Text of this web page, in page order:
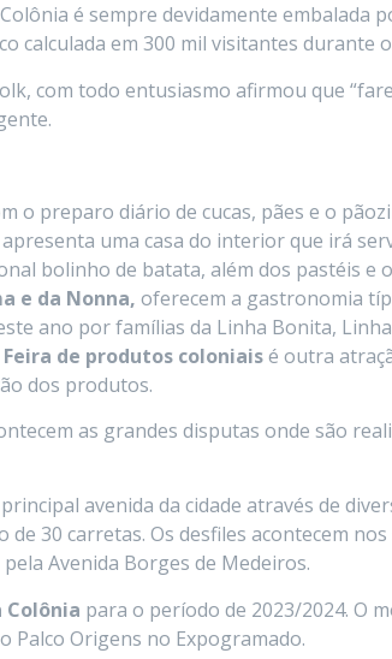
é sempre devidamente embalada
calculada em 300 mil visitantes durante
com todo entusiasmo afirmou que
o preparo diário de cucas, pães e o
apresenta uma casa do interior que irá
bolinho de batata, além dos pastéis e
e da Nonna, oferecem a gastronomia
ano por famílias da Linha Bonita,
Feira de produtos coloniaisé outra
dos produtos.
as grandes disputas onde são
avenida da cidade através de
30 carretas. Os desfiles acontecem nos
Avenida Borges de Medeiros.
Colônia para o período de 2023/2024. O
Palco Origens no Expogramado.